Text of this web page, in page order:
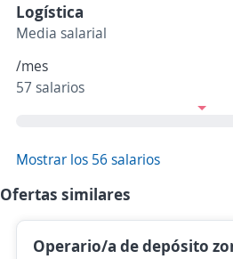
Logística
Media salarial
/mes
57 salarios
Mostrar los 56 salarios
Ofertas similares
Operario/a de depósito